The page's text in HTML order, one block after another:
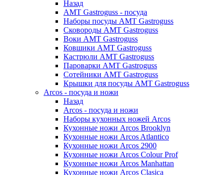
Назад
AMT Gastroguss - посуда
Наборы посуды AMT Gastroguss
Сковороды AMT Gastroguss
Воки AMT Gastroguss
Ковшики AMT Gastroguss
Кастрюли AMT Gastroguss
Пароварки AMT Gastroguss
Сотейники AMT Gastroguss
Крышки для посуды AMT Gastroguss
Arcos - посуда и ножи
Назад
Arcos - посуда и ножи
Наборы кухонных ножей Arcos
Кухонные ножи Arcos Brooklyn
Кухонные ножи Arcos Atlantico
Кухонные ножи Arcos 2900
Кухонные ножи Arcos Colour Prof
Кухонные ножи Arcos Manhattan
Кухонные ножи Arcos Clasica